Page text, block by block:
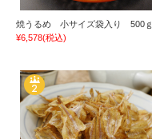
焼うるめ 小サイズ袋入り 500ｇ
¥6,578(税込)